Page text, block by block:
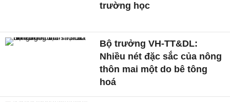
trường học
Bộ trưởng VH-TT&DL:
Nhiều nét đặc sắc của nông
thôn mai một do bê tông
hoá